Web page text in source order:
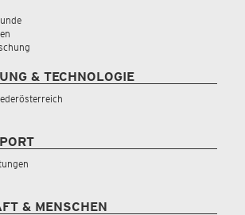
& TECHNOLOGIE
& MENSCHEN